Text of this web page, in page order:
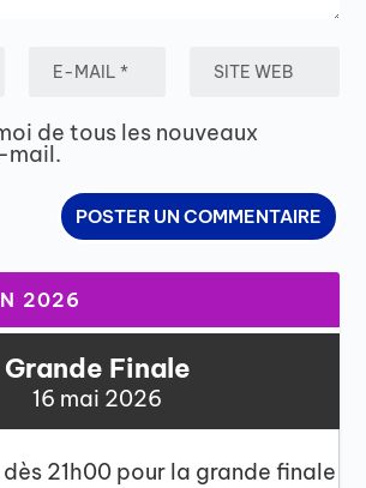
de tous les nouveaux
mail.
2026
Grande Finale
16 mai 2026
21h00 pour la grande finale